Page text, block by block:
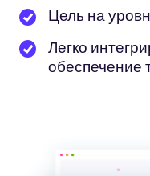
Цель на
Легко
обеспечение